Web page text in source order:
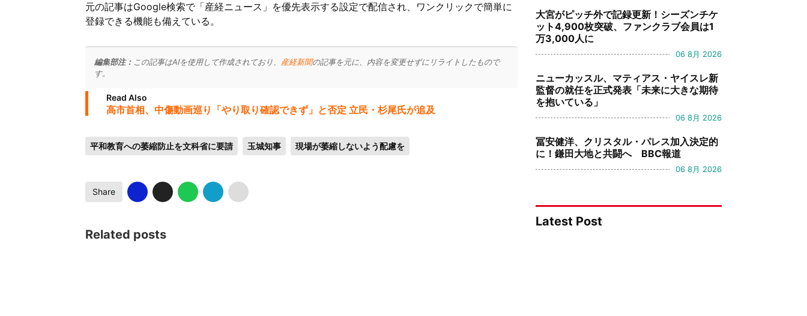
元の記事はGoogle検索で「産経ニュース」を優先表示する設定で配信され、ワンクリックで簡単に
登録できる機能も備えている。
編集部注： この記事はAIを使用して作成されており、 産経新聞の記事を元に、内容を変更せずにリライトしたもので
す。
Read Also
高市首相、中傷動画巡り「やり取り確認できず」と否定 立民・杉尾氏が追及
平和教育への萎縮防止を文科省に要請 玉城知事 現場が萎縮しないよう配慮を
Share
Related posts
大宮がピッチ外で記録更新！シーズンチケ
ット4,900枚突破、ファンクラブ会員は1
万3,000人に
06 8月 2026
ニューカッスル、マティアス・ヤイスレ新
監督の就任を正式発表「未来に大きな期待
を抱いている」
06 8月 2026
冨安健洋、クリスタル・パレス加入決定的
に！鎌田大地と共闘へ BBC報道
06 8月 2026
Latest Post